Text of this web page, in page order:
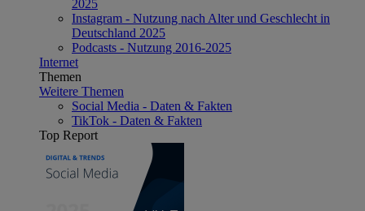
2025
Instagram - Nutzung nach Alter und Geschlecht in
Deutschland 2025
Podcasts - Nutzung 2016-2025
Internet
Themen
Weitere Themen
Social Media - Daten & Fakten
TikTok - Daten & Fakten
Top Report